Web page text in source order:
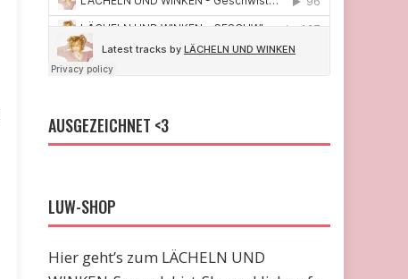
AUSGEZEICHNET <3
LUW-SHOP
Hier geht’s zum LÄCHELN UND